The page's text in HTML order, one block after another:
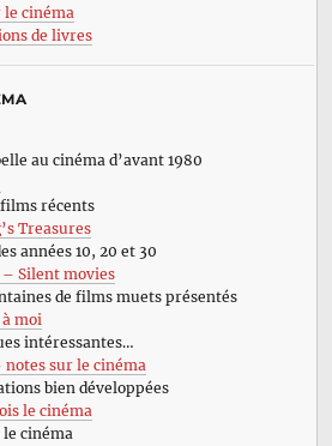
cinéma
de livres
au cinéma d’avant 1980
récents
Treasures
années 10, 20 et 30
Silent movies
de films muets présentés
moi
intéressantes…
sur le cinéma
bien développées
le cinéma
cinéma